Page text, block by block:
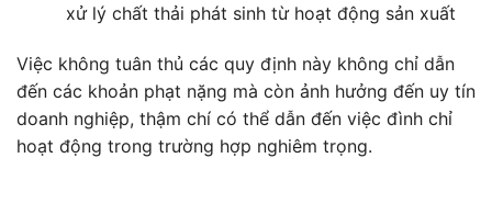
xử lý chất thải phát sinh từ hoạt động sản xuất
Việc không tuân thủ các quy định này không chỉ dẫn
đến các khoản phạt nặng mà còn ảnh hưởng đến uy tín
doanh nghiệp, thậm chí có thể dẫn đến việc đình chỉ
hoạt động trong trường hợp nghiêm trọng.